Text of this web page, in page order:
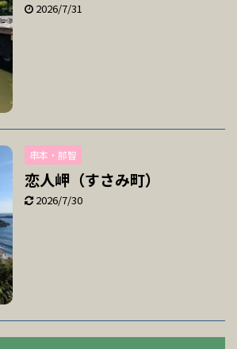
2026/7/31
串本・那智
恋人岬（すさみ町）
2026/7/30